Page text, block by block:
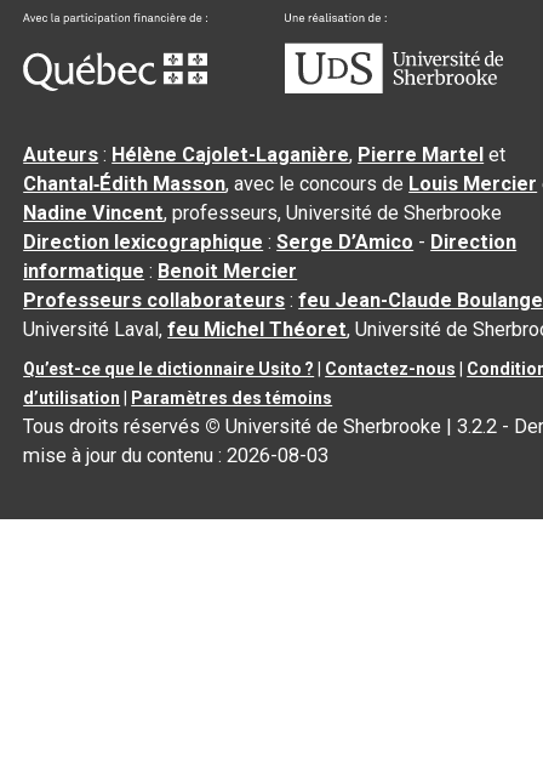
Auteurs : Hélène Cajolet-Laganière, Pierre Martel et
Chantal‑Édith Masson, avec le concours de Louis Mercier
Nadine Vincent, professeurs, Université de Sherbrooke
Direction lexicographique :Serge D’Amico - Direction
informatique : Benoit Mercier
Professeurs collaborateurs :feu Jean-Claude
Université Laval,feu Michel Théoret, Université de
Qu’est-ce que le dictionnaire Usito ? Contactez-nous
d’utilisation
Paramètres des témoins
Tous droits réservés © Université de Sherbrooke |3.2.2 -
mise à jour du contenu :2026-08-03